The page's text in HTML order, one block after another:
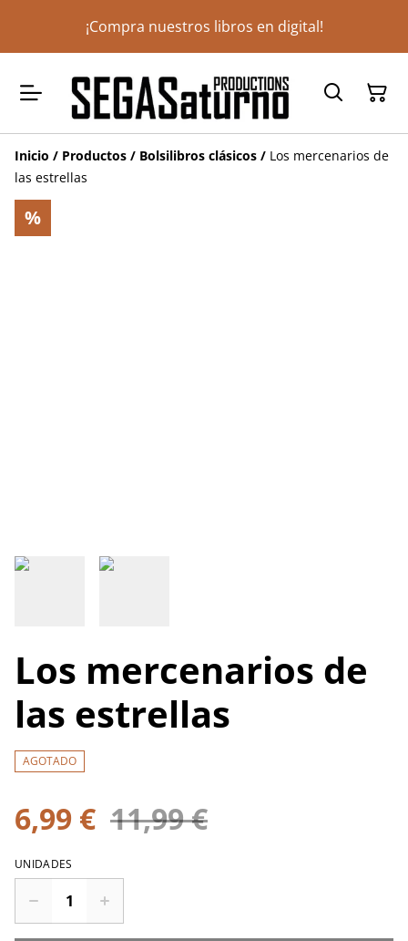
¡Compra nuestros libros en digital!
Inicio / Productos / Bolsilibros clásicos / Los mercenarios de
las estrellas
%
Los mercenarios de
las estrellas
AGOTADO
6,99 € 11,99 €
UNIDADES